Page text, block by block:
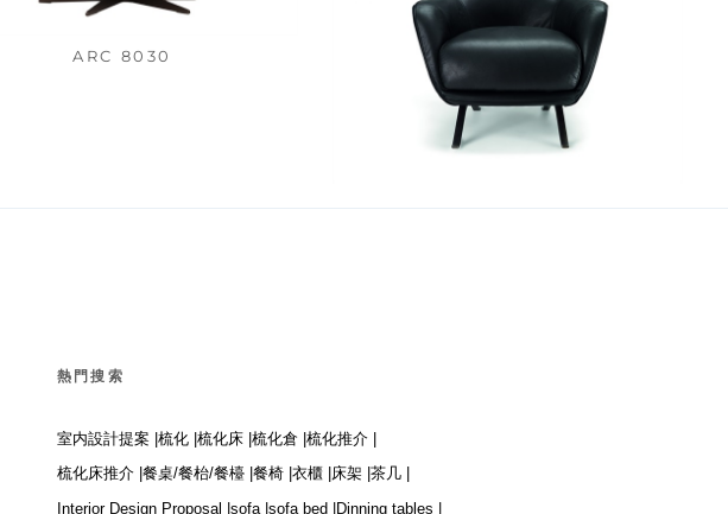
ARC 8030
熱門搜索
室内設計提案 | 梳化 | 梳化床 | 梳化倉 | 梳化推介 |
梳化床推介 | 餐桌/餐枱/餐檯 | 餐椅 | 衣櫃 | 床架 | 茶几 |
Interior Design Proposal | sofa | sofa bed |
Dinning tables |